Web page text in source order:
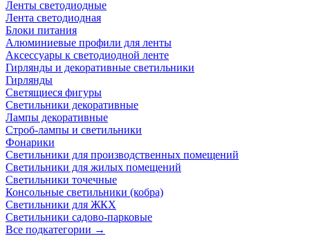
Ленты светодиодные
Лента светодиодная
Блоки питания
Алюминиевые профили для ленты
Аксессуары к светодиодной ленте
Гирлянды и декоративные светильники
Гирлянды
Светящиеся фигуры
Светильники декоративные
Лампы декоративные
Строб-лампы и светильники
Фонарики
Светильники для производственных помещений
Светильники для жилых помещений
Светильники точечные
Консольные светильники (кобра)
Светильники для ЖКХ
Светильники садово-парковые
Все подкатегории →